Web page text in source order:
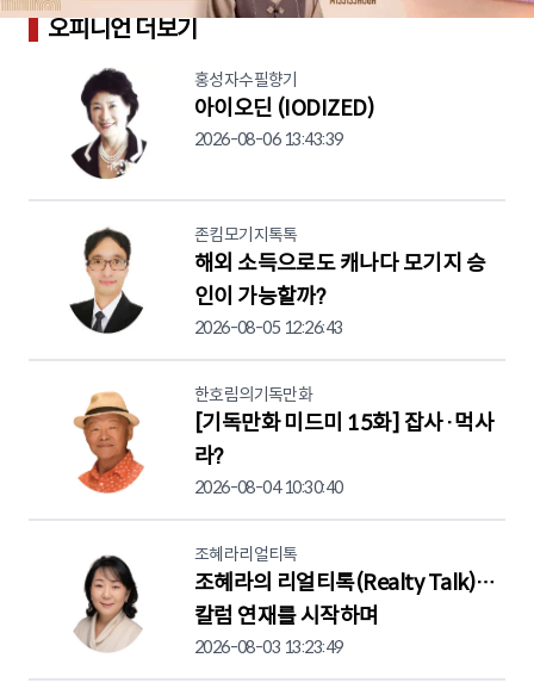
오피니언 더보기
홍성자수필향기
아이오딘 (IODIZED)
2026-08-06 13:43:39
존킴모기지톡톡
해외 소득으로도 캐나다 모기지 승
인이 가능할까?
2026-08-05 12:26:43
한호림의기독만화
[기독만화 미드미 15화] 잡사·먹사
라?
2026-08-04 10:30:40
조혜라리얼티톡
조혜라의 리얼티톡(Realty Talk)…
칼럼 연재를 시작하며
2026-08-03 13:23:49